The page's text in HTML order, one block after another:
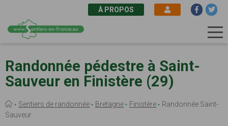
au
contenu
principal
À PROPOS
Randonnée pédestre à Saint-
Sauveur en Finistère (29)
Fil
d'Ariane
Sentiers de randonnée Bretagne Finistère
Randonnée Saint-
Sauveur